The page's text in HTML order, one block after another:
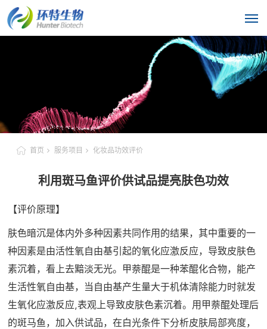
首页 服务项目 化妆品功效评价
利用斑马鱼评价供试品提亮肤色功效
【评价原理】
肤色暗沉是体内外多种因素共同作用的结果，其中重要的一
种因素是由活性氧自由基引起的氧化应激反应，导致皮肤色
素沉着，看上去黯淡无光。甲萘醌是一种苯醌化合物，能产
生活性氧自由基，当自由基产生量大于机体清除能力时就发
生氧化应激反应,表观上导致皮肤色素沉着。用甲萘醌处理后
的斑马鱼，加入供试品，在白光条件下分析皮肤局部亮度，